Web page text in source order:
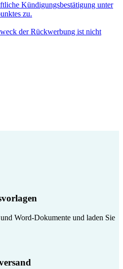
Kündigungsbestätigung unter
zu.
der Rückwerbung ist nicht
Word-Dokumente und laden Sie